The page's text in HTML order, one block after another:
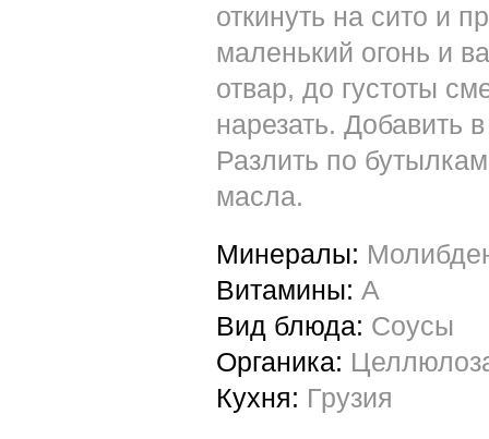
откинуть на сито и
маленький огонь и
отвар, до густоты
нарезать. Добавить
Разлить по
масла.
Минералы:
Витамины: A
Вид блюда: Соусы
Органика:
Кухня: Грузия